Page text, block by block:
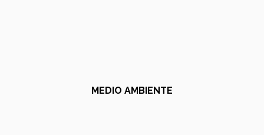
MEDIO AMBIENTE